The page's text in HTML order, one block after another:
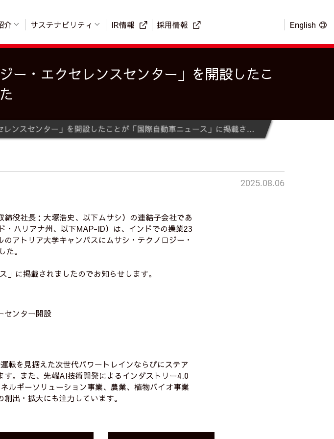
介 サステナビリティ IR情報 採用情報 English
ー・エクセレンスセンター」を開設したこ
インド・バンガロールに「ムサシ・テクノロジー・エクセレンスセンター」を開設したことが「国際自動車ニュース」に掲載されました
2025.08.06
役社長：大塚浩史、以下ムサシ）の連結子会社であ
ハリアナ州、以下MAP-ID）は、インドでの操業23
アトリア大学キャンパスにムサシ・テクノロジー・
。
に掲載されましたのでお知らせします。
センター開設
転を見据えた次世代パワートレインならびにステア
。また、先端AI技術開発によるインダストリー4.0
ルギーソリューション事業、農業、植物バイオ事業
出・拡大にも注力しています。